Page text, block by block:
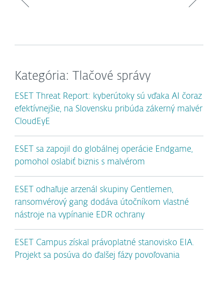
Kategória: Tlačové správy
ESET Threat Report: kyberútoky sú vďaka AI čoraz
efektívnejšie, na Slovensku pribúda zákerný malvér
CloudEyE
ESET sa zapojil do globálnej operácie Endgame,
pomohol oslabiť biznis s malvérom
ESET odhaľuje arzenál skupiny Gentlemen,
ransomvérový gang dodáva útočníkom vlastné
nástroje na vypínanie EDR ochrany
ESET Campus získal právoplatné stanovisko EIA.
Projekt sa posúva do ďalšej fázy povoľovania